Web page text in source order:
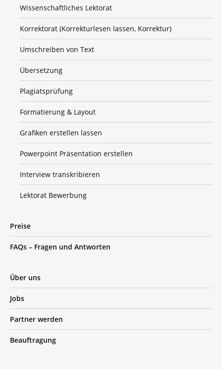
Wissenschaftliches Lektorat
Korrektorat (Korrekturlesen lassen, Korrektur)
Umschreiben von Text
Übersetzung
Plagiatsprüfung
Formatierung & Layout
Grafiken erstellen lassen
Powerpoint Präsentation erstellen
Interview transkribieren
Lektorat Bewerbung
Preise
FAQs – Fragen und Antworten
Über uns
Jobs
Partner werden
Beauftragung